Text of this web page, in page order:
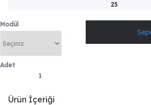
25
Modül
Adet
Ürün İçeriği